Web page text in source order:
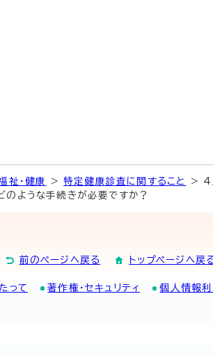
祉・健康 >特定健康診査に関すること
> 4
のような手続きが必要ですか？
前のページへ戻る トップページへ戻
って 著作権・セキュリティ 個人情報